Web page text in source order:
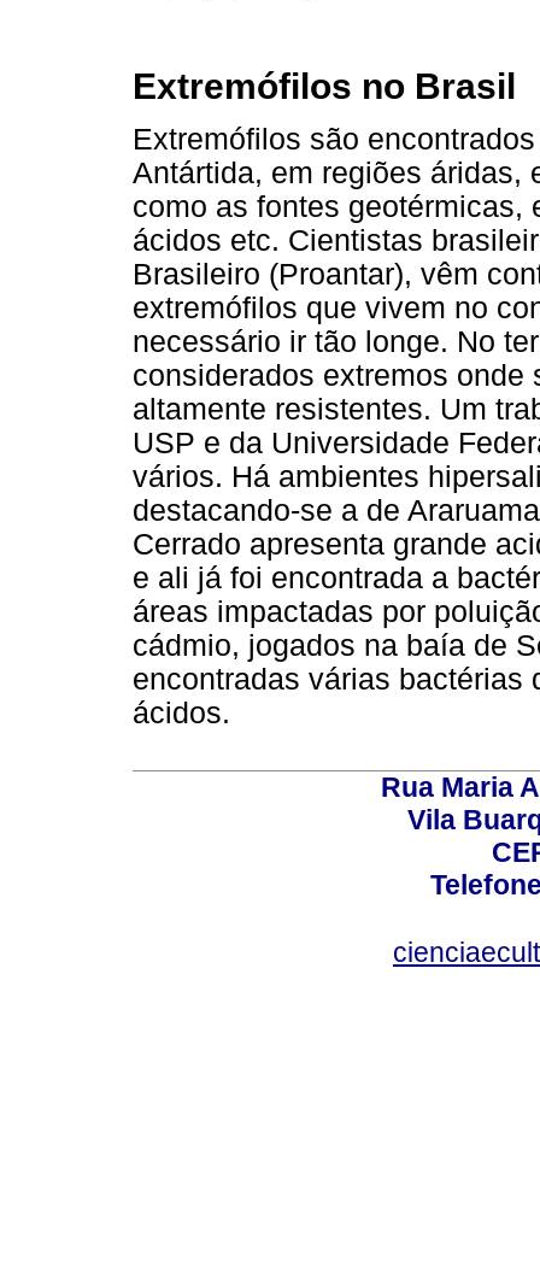
Extremófilos no Brasil
Extremófilos são
Antártida, em regiões áridas,
como as fontes geotérmicas,
ácidos etc. Cientistas
Brasileiro (Proantar), vêm
extremófilos que vivem no
necessário ir tão longe. No
considerados extremos onde
altamente resistentes. Um
USP e da Universidade
vários. Há ambientes
destacando-se a de
Cerrado apresenta grande
e ali já foi encontrada a
áreas impactadas por
cádmio, jogados na baía de
encontradas várias bactérias
ácidos.
Rua Maria
Vila